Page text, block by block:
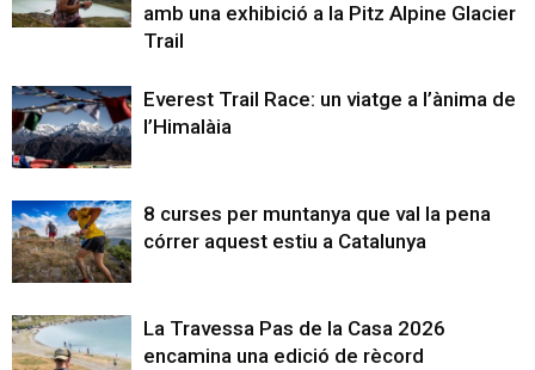
amb una exhibició a la Pitz Alpine Glacier
Trail
Everest Trail Race: un viatge a l’ànima de
l’Himalàia
8 curses per muntanya que val la pena
córrer aquest estiu a Catalunya
La Travessa Pas de la Casa 2026
encamina una edició de rècord